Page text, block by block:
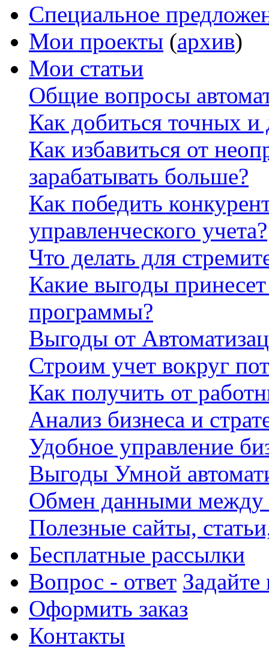
Специальное
Мои проекты (архив)
Мои статьи
Общие вопросы
Как добиться точных
Как избавиться от
зарабатывать больше?
Как победить
управленческого учета?
Что делать для
Какие выгоды
программы?
Выгоды от
Строим учет вокруг
Как получить от
Анализ бизнеса и
Удобное управление
Выгоды Умной
Обмен данными между
Полезные сайты,
Бесплатные рассылки
Вопрос - ответ
Оформить заказ
Контакты